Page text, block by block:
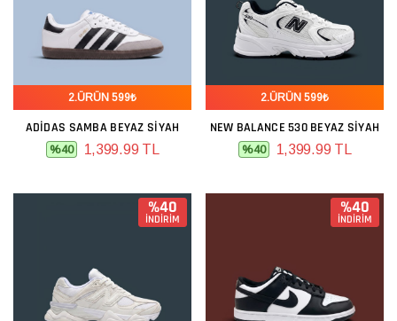
2.ÜRÜN 599₺
ADIDAS SAMBA BEYAZ SIYAH
%40 1,399.99 TL
2.ÜRÜN 599₺
NEW BALANCE 530 BEYAZ SIYAH
%40 1,399.99 TL
%40
İNDİRİM
%40
İNDİRİM